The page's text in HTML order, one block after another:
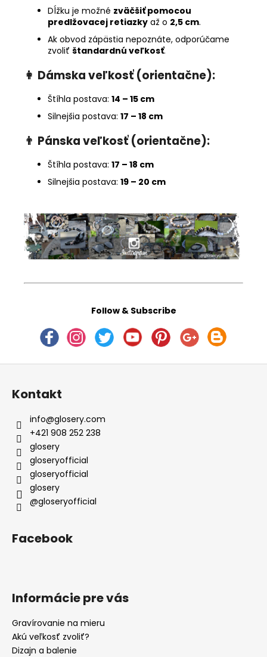
Dĺžku je možné zväčšiť pomocou
predlžovacej retiazky až o 2,5 cm.
Ak obvod zápästia nepoznáte, odporúčame
zvoliť štandardnú veľkosť.
👩 Dámska veľkosť (orientačne):
Štíhla postava: 14 – 15 cm
Silnejšia postava: 17 – 18 cm
👨 Pánska veľkosť (orientačne):
Štíhla postava: 17 – 18 cm
Silnejšia postava: 19 – 20 cm
Follow & Subscribe
Z
Kontakt
info@glosery.com
+421 908 252 238
glosery
gloseryofficial
gloseryofficial
glosery
@gloseryofficial
Facebook
Informácie pre vás
Gravírovanie na mieru
Akú veľkosť zvoliť?
Dizajn a balenie